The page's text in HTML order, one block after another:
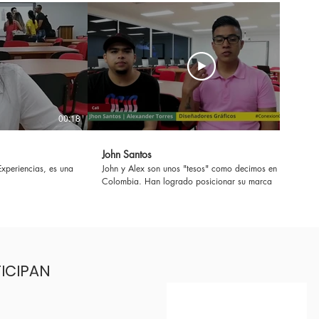
00:18
es una
John Santos
John y Alex son unos "tesos" como decimos en
Colombia. Han logrado posicionar su marca